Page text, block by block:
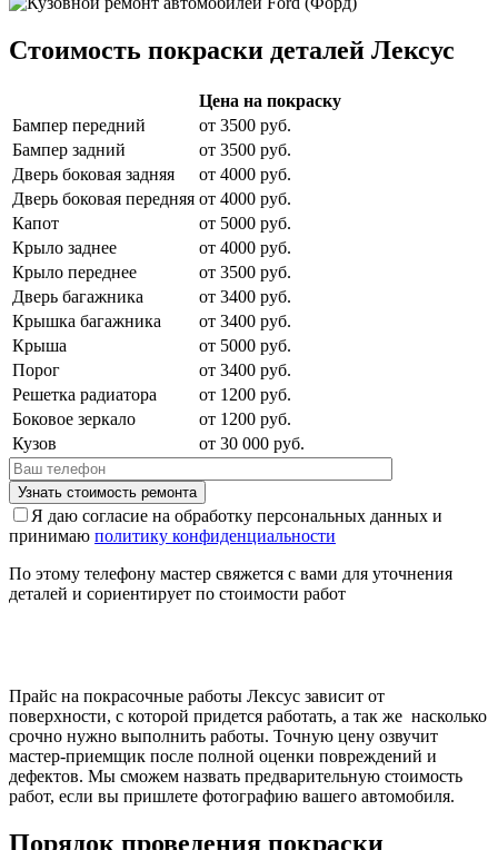
Стоимость покраски деталей Лексус
Цена на покраску
Бампер передний
от 3500 руб.
Бампер задний
от 3500 руб.
Дверь боковая задняя
от 4000 руб.
Дверь боковая передняя от 4000 руб.
Капот
от 5000 руб.
Крыло заднее
от 4000 руб.
Крыло переднее
от 3500 руб.
Дверь багажника
от 3400 руб.
Крышка багажника
от 3400 руб.
Крыша
от 5000 руб.
Порог
от 3400 руб.
Решетка радиатора
от 1200 руб.
Боковое зеркало
от 1200 руб.
Кузов
от 30 000 руб.
Я даю согласие на обработку персональных данных и
принимаю политику конфиденциальности
По этому телефону мастер свяжется с вами для уточнения
деталей и сориентирует по стоимости работ
Прайс на покрасочные работы Лексус зависит от
поверхности, с которой придется работать, а так же насколько
срочно нужно выполнить работы. Точную цену озвучит
мастер-приемщик после полной оценки повреждений и
дефектов. Мы сможем назвать предварительную стоимость
работ, если вы пришлете фотографию вашего автомобиля.
Порядок проведения покраски